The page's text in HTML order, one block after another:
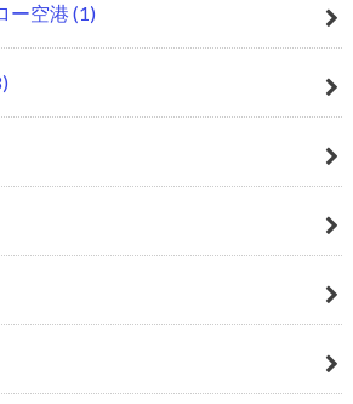
ー空港 (1)